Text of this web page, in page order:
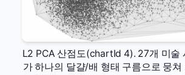
L2 PCA 산점도(chartId 4). 27개 미술
가 하나의 달걀/배 형태 구름으로 뭉쳐